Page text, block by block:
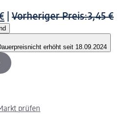
Vorheriger Preis:3,45 €
nicht erhöht seit 18.09.2024
prüfen